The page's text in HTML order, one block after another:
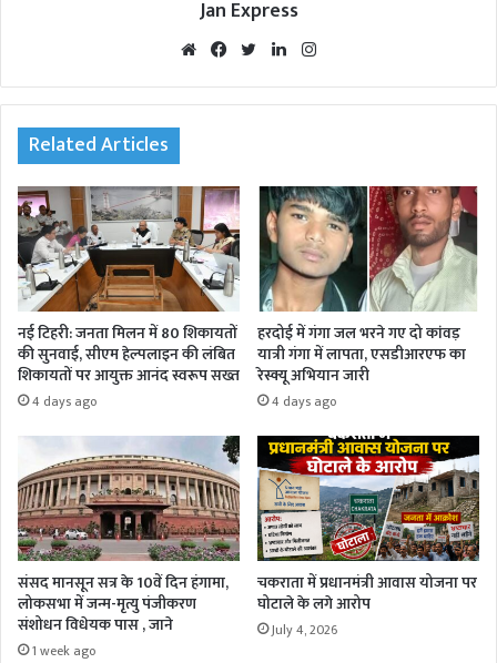
Jan Express
We
te
Fac
oo
Twi
r
Lin
In am
Related Articles
नई टिहरी: जनता मिलन में 80 शिकायतों
की सुनवाई, सीएम हेल्पलाइन की लंबित
शिकायतों पर आयुक्त आनंद स्वरूप सख्त
4 days ago
हरदोई में गंगा जल भरने गए दो कांवड़
यात्री गंगा में लापता, एसडीआरएफ का
रेस्क्यू अभियान जारी
4 days ago
संसद मानसून सत्र के 10वें दिन हंगामा,
लोकसभा में जन्म-मृत्यु पंजीकरण
संशोधन विधेयक पास , जाने
1 week ago
चकराता में प्रधानमंत्री आवास योजना पर
घोटाले के लगे आरोप
July 4, 2026